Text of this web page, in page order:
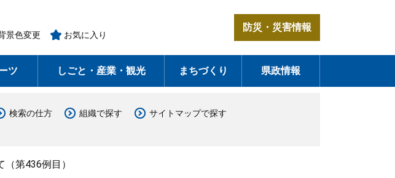
景色変更 お気に入り
防災・災害情報
ツ しごと・産業・観光 まちづくり 県政情報
検索の仕方 組織で探す サイトマップで探す
第436例目）